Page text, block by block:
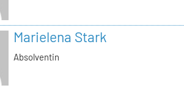
Marielena Stark
Absolventin